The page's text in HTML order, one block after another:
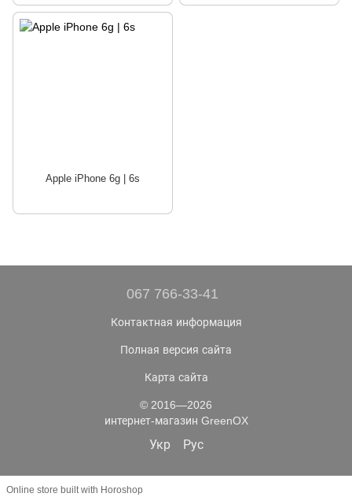
Apple iPhone 6g | 6s
067 766-33-41
Контактная информация
Полная версия сайта
Карта сайта
© 2016—2026
интернет-магазин GreenOX
Укр Рус
Online store built with Horoshop